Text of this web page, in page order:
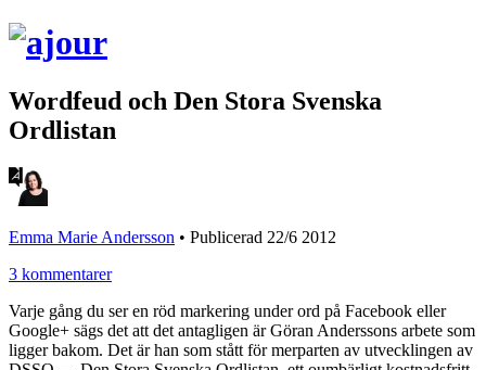
Wordfeud och Den Stora Svenska
Ordlistan
Emma Marie Andersson • Publicerad 22/6 2012
3 kommentarer
Varje gång du ser en röd markering under ord på Facebook eller
Google+ sägs det att det antagligen är Göran Anderssons arbete som
ligger bakom. Det är han som stått för merparten av utvecklingen av